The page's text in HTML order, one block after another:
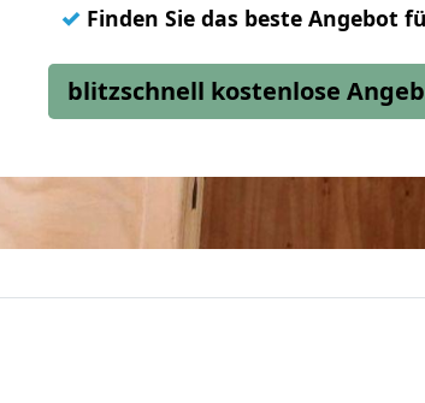
✓ Finden Sie das beste Angebot
blitzschnell kostenlose